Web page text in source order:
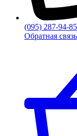
(095) 287-94-85
Обратная связь